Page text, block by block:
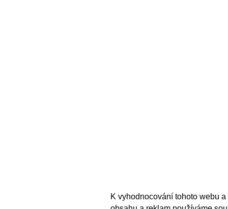
K vyhodnocování tohoto webu